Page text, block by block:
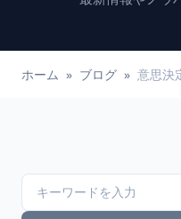
ホーム » ブログ » 意思決